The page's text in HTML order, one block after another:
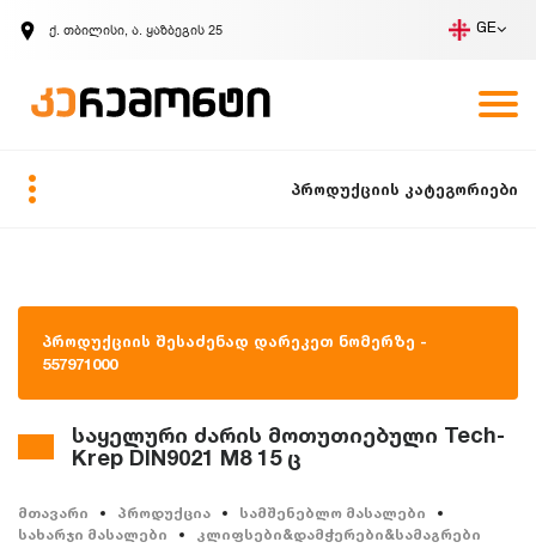
ქ. თბილისი, ა. ყაზბეგის 25 GE
ზარის მოთხოვნა
პროდუქციის კატეგორიები
პროდუქციის შესაძენად დარეკეთ ნომერზე -
557971000
საყელური ძარის მოთუთიებული Tech-
Krep DIN9021 M8 15 ც
მთავარი პროდუქცია
სამშენებლო მასალები
სახარჯი მასალები
კლიფსები&დამჭერები&სამაგრები